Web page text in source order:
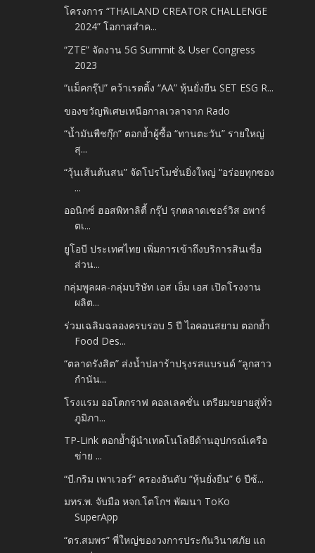
โครงการ “THAILAND CREATOR CHALLENGE
2024” โอกาสสำค...
“ZTE” จัดงาน 5G Summit & User Congress
2023
“แม็คกรุ๊ป” คว้าเรตติ้ง “AA” หุ้นยั่งยืน SET ESG R...
ของขวัญพิเศษเหนือกาลเวลาจาก Rado
“น้ำมันพืชกุ๊ก” ตอกย้ำผู้ซื้อ “ทานตะวัน” รายใหญ่
สุ...
“วุ้นเส้นต้นสน” จัดโปรโมชั่นยิ่งใหญ่ “อร่อยทุกซอง
...
ออนิกซ์ ฮอสพิทาลิตี้ กรุ๊ป รุกตลาดเซอร์วิส อพาร์
ตเ...
ยูโอบี ประเทศไทย เพิ่มการเข้าถึงบริการสินเชื่อ
ส่วน...
กลุ่มพูลผล-กลุ่มบริษัท เอส เอ็ม เอส เปิดโรงงาน
ผลิต...
ร่วมเฉลิมฉลองครบรอบ 5 ปี ไอคอนสยาม ตอกย้ำ
Food Des...
“ตลาดรังสิต” ส่งน้ำปลาร้าปรุงรสแบรนด์ “ลูกสาว
กำนัน...
โรงแรม ออโตกราฟ คอลเลคชั่น เตรียมขยายสู่ทั่ว
ภูมิภา...
TP-Link ตอกย้ำผู้นำเทคโนโลยีด้านอุปกรณ์เครือ
ข่าย ...
“บี.กริม เพาเวอร์” ครองอันดับ “หุ้นยั่งยืน” 6 ปีซ้...
มทร.พ. จับมือ หจก.โตโกฯ พัฒนา ToKo
SuperApp
“ดร.สมพร” พี่ใหญ่ของวงการประกันวินาศภัย แถ